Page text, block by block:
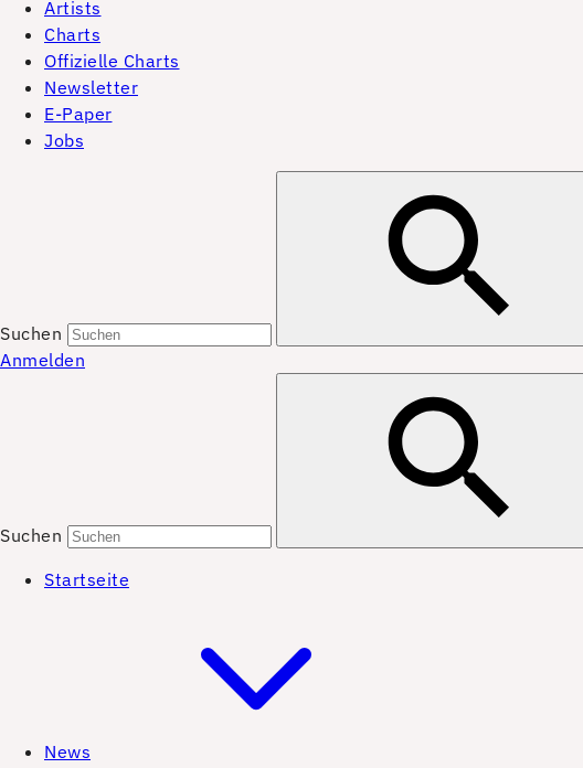
Artists
Charts
Offizielle Charts
Newsletter
E-Paper
Jobs
Suchen
Anmelden
Suchen
Startseite
News